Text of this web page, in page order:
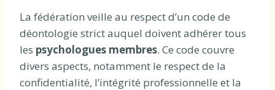
La fédération veille au respect d’un code de
déontologie strict auquel doivent adhérer tous
les psychologues membres. Ce code couvre
divers aspects, notamment le respect de la
confidentialité, l’intégrité professionnelle et la